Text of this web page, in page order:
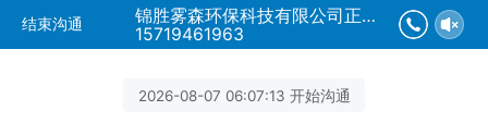
结束沟通
锦胜雾森环保科技有限公司正在为您服务
15719461963
2026-08-07 06:07:13 开始沟通